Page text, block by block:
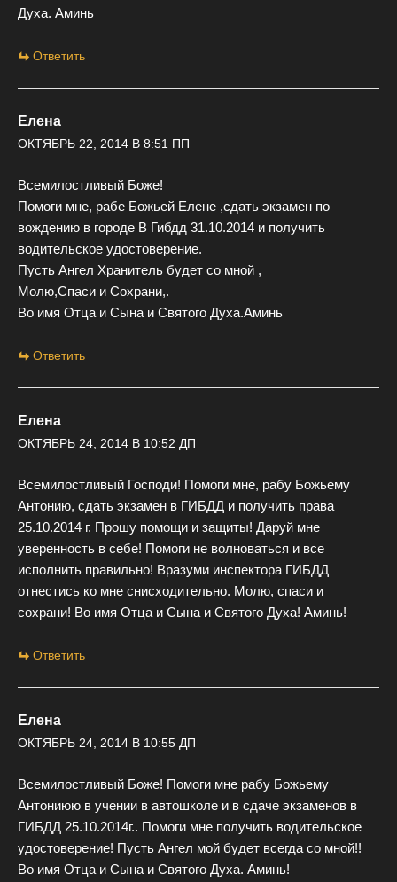
Духа. Аминь
Ответить
Елена
ОКТЯБРЬ 22, 2014 В 8:51 ПП
Всемилостливый Боже!
Помоги мне, рабе Божьей Елене ,сдать экзамен по
вождению в городе В Гибдд 31.10.2014 и получить
водительское удостоверение.
Пусть Ангел Хранитель будет со мной ,
Молю,Спаси и Сохрани,.
Во имя Отца и Сына и Святого Духа.Аминь
Ответить
Елена
ОКТЯБРЬ 24, 2014 В 10:52 ДП
Всемилостливый Господи! Помоги мне, рабу Божьему
Антонию, сдать экзамен в ГИБДД и получить права
25.10.2014 г. Прошу помощи и защиты! Даруй мне
уверенность в себе! Помоги не волноваться и все
исполнить правильно! Вразуми инспектора ГИБДД
отнестись ко мне снисходительно. Молю, спаси и
сохрани! Во имя Отца и Сына и Святого Духа! Аминь!
Ответить
Елена
ОКТЯБРЬ 24, 2014 В 10:55 ДП
Всемилостливый Боже! Помоги мне рабу Божьему
Антониюю в учении в автошколе и в сдаче экзаменов в
ГИБДД 25.10.2014г.. Помоги мне получить водительское
удостоверение! Пусть Ангел мой будет всегда со мной!!
Во имя Отца и Сына и Святого Духа. Аминь!